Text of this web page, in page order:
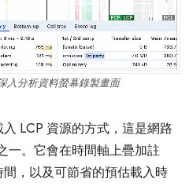
入分析資料螢幕錄製畫面
LCP 資源的方式，這是網路
一。它會在時間軸上疊加註
，以及可節省的預估載入時